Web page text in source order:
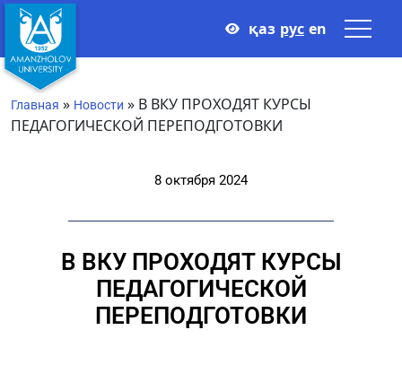
қаз рус en
Главная » Новости » В ВКУ ПРОХОДЯТ КУРСЫ
ПЕДАГОГИЧЕСКОЙ ПЕРЕПОДГОТОВКИ
8 октября 2024
В ВКУ ПРОХОДЯТ КУРСЫ
ПЕДАГОГИЧЕСКОЙ
ПЕРЕПОДГОТОВКИ